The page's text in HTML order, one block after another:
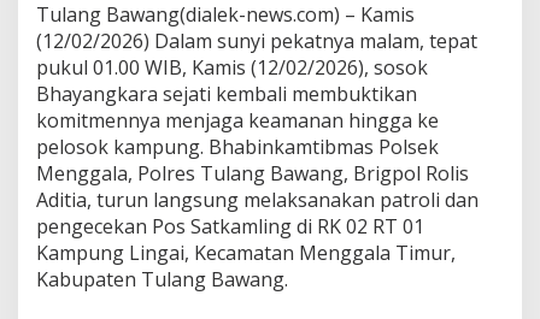
i
H
a
r
i
,
P
a
t
i
k
a
Tulang Bawang(dialek-news.com) – Kamis
(12/02/2026) Dalam sunyi pekatnya malam, tepat
pukul 01.00 WIB, Kamis (12/02/2026), sosok
Bhayangkara sejati kembali membuktikan
komitmennya menjaga keamanan hingga ke
pelosok kampung. Bhabinkamtibmas Polsek
Menggala, Polres Tulang Bawang, Brigpol Rolis
Aditia, turun langsung melaksanakan patroli dan
pengecekan Pos Satkamling di RK 02 RT 01
Kampung Lingai, Kecamatan Menggala Timur,
Kabupaten Tulang Bawang.